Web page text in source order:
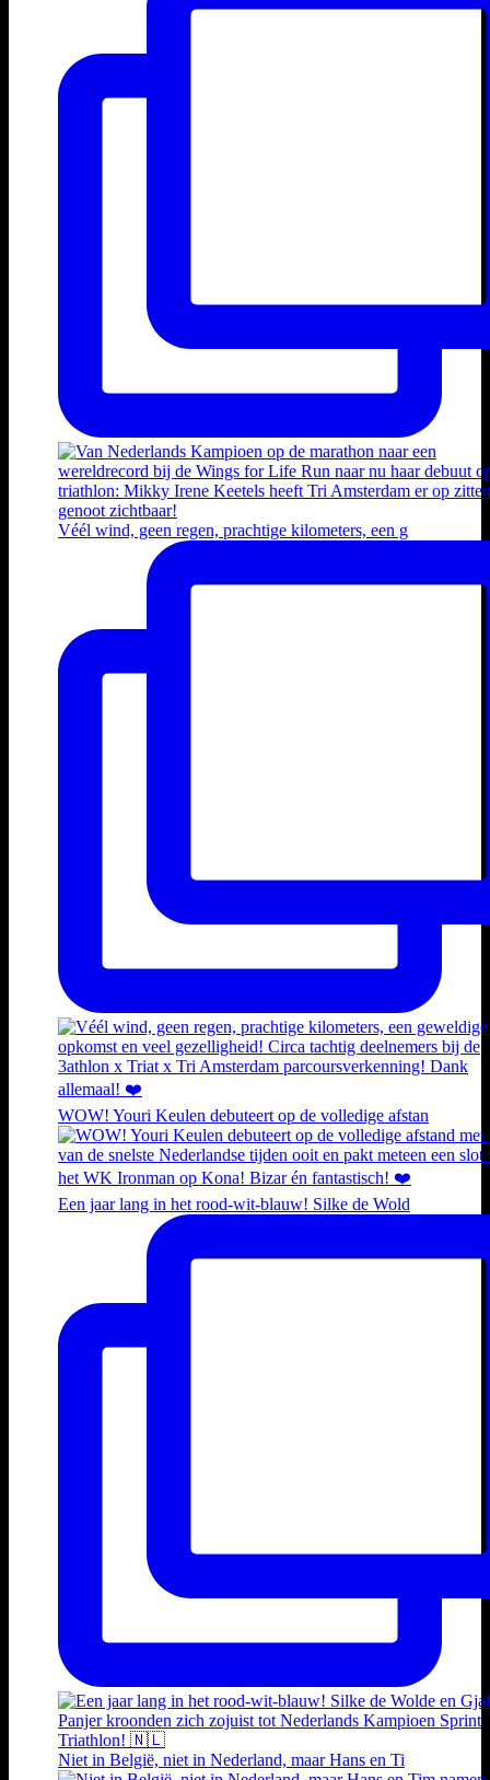
Véél wind, geen regen, prachtige kilometers, een g
WOW! Youri Keulen debuteert op de volledige afstan
Een jaar lang in het rood-wit-blauw! Silke de Wold
Niet in België, niet in Nederland, maar Hans en Ti